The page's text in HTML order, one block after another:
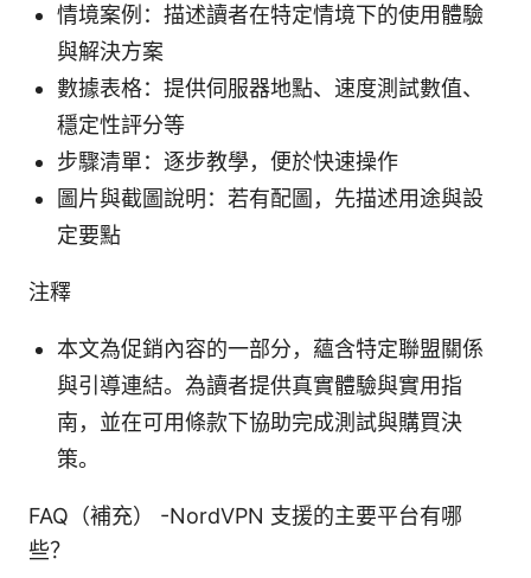
情境案例：描述讀者在特定情境下的使用體驗
與解決方案
數據表格：提供伺服器地點、速度測試數值、
穩定性評分等
步驟清單：逐步教學，便於快速操作
圖片與截圖說明：若有配圖，先描述用途與設
定要點
注釋
本文為促銷內容的一部分，蘊含特定聯盟關係
與引導連結。為讀者提供真實體驗與實用指
南，並在可用條款下協助完成測試與購買決
策。
FAQ（補充） -NordVPN 支援的主要平台有哪
些？